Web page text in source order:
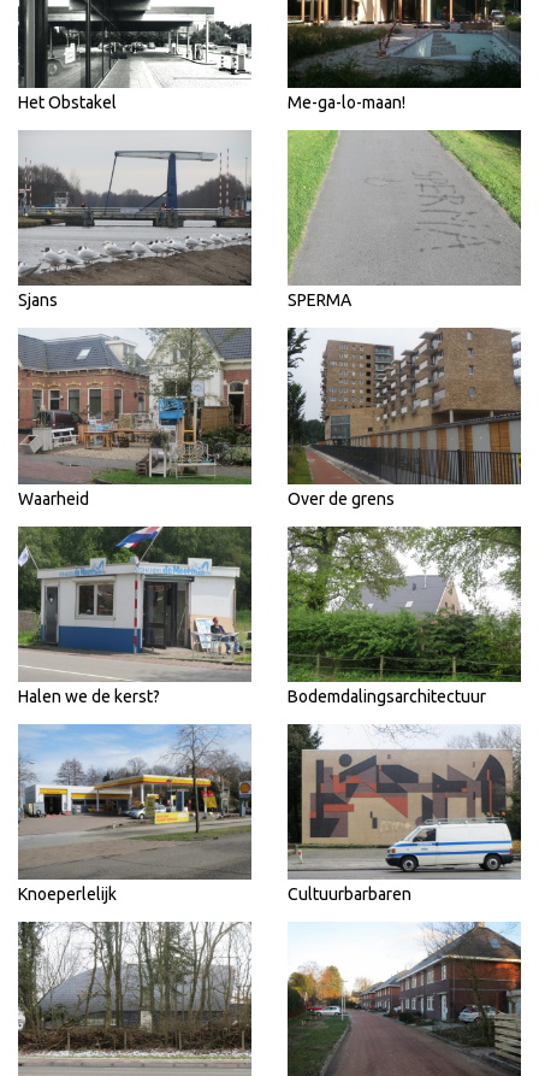
Het Obstakel Me-ga-lo-maan!
Sjans SPERMA
Waarheid Over de grens
Halen we de kerst? Bodemdalingsarchitectuur
Knoeperlelijk Cultuurbarbaren